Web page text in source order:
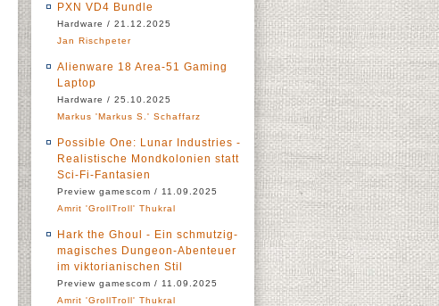
PXN VD4 Bundle
Hardware / 21.12.2025
Jan Rischpeter
Alienware 18 Area-51 Gaming
Laptop
Hardware / 25.10.2025
Markus 'Markus S.' Schaffarz
Possible One: Lunar Industries -
Realistische Mondkolonien statt
Sci-Fi-Fantasien
Preview gamescom / 11.09.2025
Amrit 'GrollTroll' Thukral
Hark the Ghoul - Ein schmutzig-
magisches Dungeon-Abenteuer
im viktorianischen Stil
Preview gamescom / 11.09.2025
Amrit 'GrollTroll' Thukral